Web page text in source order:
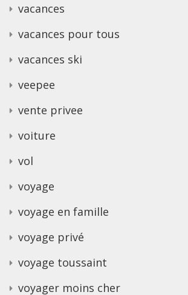
vacances
vacances pour tous
vacances ski
veepee
vente privee
voiture
vol
voyage
voyage en famille
voyage privé
voyage toussaint
voyager moins cher